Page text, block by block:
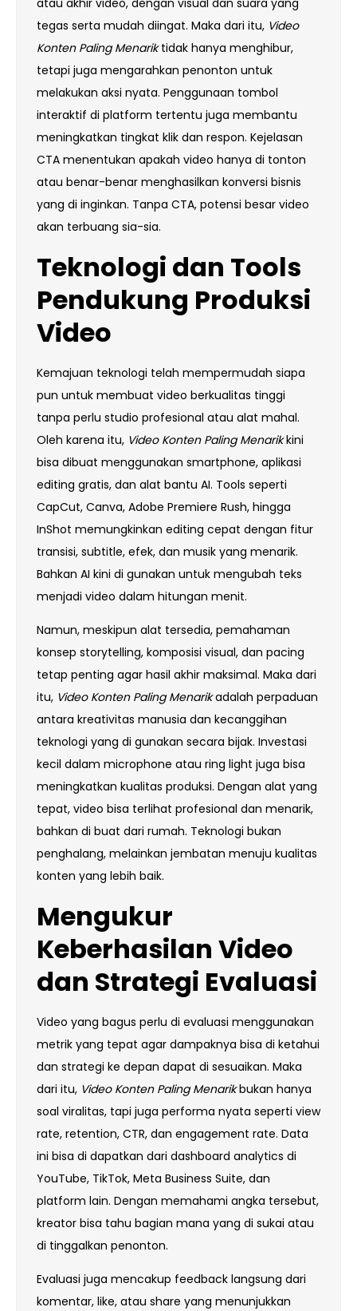
atau akhir video, dengan visual dan suara yang
tegas serta mudah diingat. Maka dari itu, Video
Konten Paling Menariktidak hanya menghibur,
tetapi juga mengarahkan penonton untuk
melakukan aksi nyata. Penggunaan tombol
interaktif di platform tertentu juga membantu
meningkatkan tingkat klik dan respon. Kejelasan
CTA menentukan apakah video hanya di tonton
atau benar-benar menghasilkan konversi bisnis
yang di inginkan. Tanpa CTA, potensi besar video
akan terbuang sia-sia.
Teknologi dan Tools
Pendukung Produksi
Video
Kemajuan teknologi telah mempermudah siapa
pun untuk membuat video berkualitas tinggi
tanpa perlu studio profesional atau alat mahal.
Oleh karena itu, Video Konten Paling Menarikkini
bisa dibuat menggunakan smartphone, aplikasi
editing gratis, dan alat bantu AI. Tools seperti
CapCut, Canva, Adobe Premiere Rush, hingga
InShot memungkinkan editing cepat dengan fitur
transisi, subtitle, efek, dan musik yang menarik.
Bahkan AI kini di gunakan untuk mengubah teks
menjadi video dalam hitungan menit.
Namun, meskipun alat tersedia, pemahaman
konsep storytelling, komposisi visual, dan pacing
tetap penting agar hasil akhir maksimal. Maka dari
itu, Video Konten Paling Menarikadalah perpaduan
antara kreativitas manusia dan kecanggihan
teknologi yang di gunakan secara bijak. Investasi
kecil dalam microphone atau ring light juga bisa
meningkatkan kualitas produksi. Dengan alat yang
tepat, video bisa terlihat profesional dan menarik,
bahkan di buat dari rumah. Teknologi bukan
penghalang, melainkan jembatan menuju kualitas
konten yang lebih baik.
Mengukur
Keberhasilan Video
dan Strategi Evaluasi
Video yang bagus perlu di evaluasi menggunakan
metrik yang tepat agar dampaknya bisa di ketahui
dan strategi ke depan dapat di sesuaikan. Maka
dari itu, Video Konten Paling Menarikbukan hanya
soal viralitas, tapi juga performa nyata seperti view
rate, retention, CTR, dan engagement rate. Data
ini bisa di dapatkan dari dashboard analytics di
YouTube, TikTok, Meta Business Suite, dan
platform lain. Dengan memahami angka tersebut,
kreator bisa tahu bagian mana yang di sukai atau
di tinggalkan penonton.
Evaluasi juga mencakup feedback langsung dari
komentar, like, atau share yang menunjukkan